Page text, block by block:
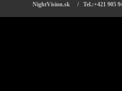
NightVision.sk / Tel.:+421 905